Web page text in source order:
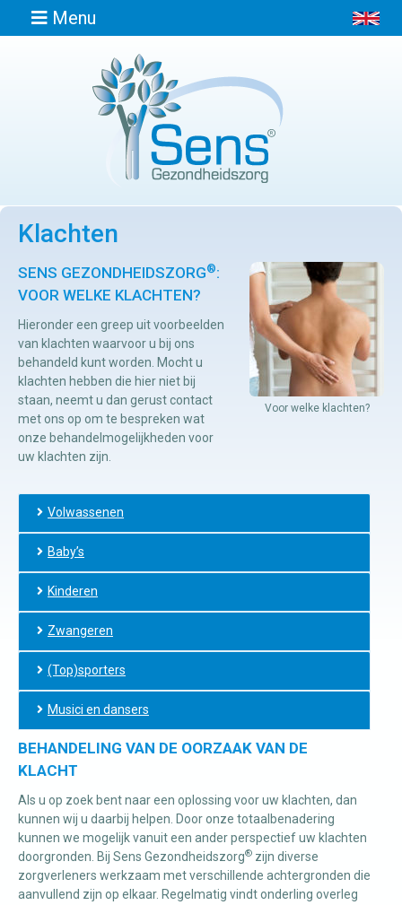
Menu
Afspraak
Contact
Osteopathie
Manuele
Viscerale
therapie
Craniosacraal
therapie
Fysiotherapie
Klachten
Voor welke klachten?
SENS GEZONDHEIDSZORG®:
VOOR WELKE KLACHTEN?
Hieronder een greep uit voorbeelden
van klachten waarvoor u bij ons
behandeld kunt worden. Mocht u
klachten hebben die hier niet bij
staan, neemt u dan gerust contact
met ons op om te bespreken wat
onze behandelmogelijkheden voor
uw klachten zijn.
Volwassenen
Baby’s
Kinderen
Zwangeren
(Top)sporters
Musici en dansers
BEHANDELING VAN DE OORZAAK VAN DE
KLACHT
Als u op zoek bent naar een oplossing voor uw klachten, dan
kunnen wij u daarbij helpen. Door onze totaalbenadering
kunnen we mogelijk vanuit een ander perspectief uw klachten
doorgronden. Bij Sens Gezondheidszorg® zijn diverse
zorgverleners werkzaam met verschillende achtergronden die
aanvullend zijn op elkaar. Regelmatig vindt onderling overleg